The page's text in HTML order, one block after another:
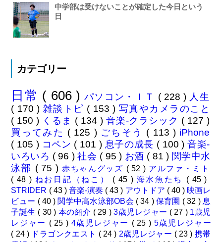
中学部は受けないことが確定した今日という
日
カテゴリー
日常 ( 606 )パソコン・ＩＴ ( 228 ) 人生
( 170 ) 雑談トピ ( 153 ) 写真やカメラのこと
( 150 ) くるま ( 134 ) 音楽-クラシック ( 127 )
買ってみた ( 125 ) ごちそう ( 113 ) iPhone
( 105 ) コペン ( 101 ) 息子の成長 ( 100 )音楽-
いろいろ ( 96 )社会 ( 95 ) お酒 ( 81 ) 関学中水
泳部 ( 75 ) 赤ちゃんグッズ ( 52 ) アルファ・ミト
( 48 ) ねお日記（ねこ） ( 45 ) 海水魚たち ( 45 )
STRIDER ( 43 ) 音楽-演奏 ( 43 ) アウトドア ( 40 ) 映画レ
ビュー ( 40 ) 関学中高水泳部OB会 ( 34 ) 保育園 ( 32 ) 息
子誕生 ( 30 ) 本の紹介 ( 29 )3歳児レジャー ( 27 ) 1歳児
レジャー ( 25 ) 4歳児レジャー ( 25 ) 5歳児レジャー
( 24 ) ドラゴンクエスト ( 24 ) 2歳児レジャー ( 23 ) 携帯